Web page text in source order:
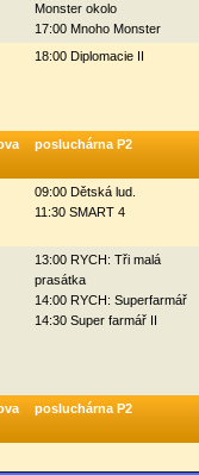
Monster okolo
17:00 Mnoho Monster
18:00 Diplomacie II
posluchárna P2
09:00 Dětská lud.
11:30 SMART 4
13:00 RYCH: Tři malá
prasátka
14:00 RYCH: Superfarmář
14:30 Super farmář II
posluchárna P2